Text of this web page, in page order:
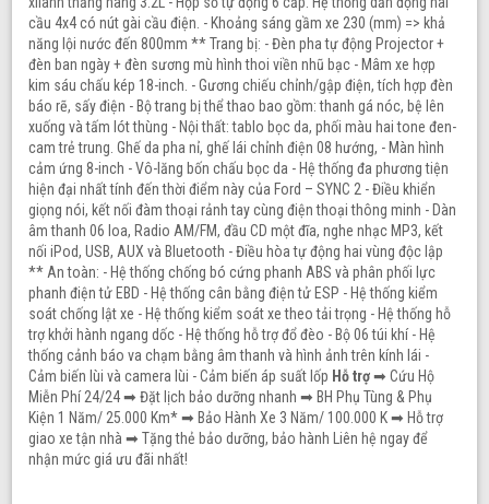
cầu 4x4 có nút gài cầu điện. - Khoảng sáng gầm xe 230 (mm) => khả
năng lội nước đến 800mm ** Trang bị: - Đèn pha tự động Projector +
đèn ban ngày + đèn sương mù hình thoi viền nhũ bạc - Mâm xe hợp
kim sáu chấu kép 18-inch. - Gương chiếu chỉnh/gập điện, tích hợp đèn
báo rẽ, sấy điện - Bộ trang bị thể thao bao gồm: thanh gá nóc, bệ lên
xuống và tấm lót thùng - Nội thất: tablo bọc da, phối màu hai tone đen-
cam trẻ trung. Ghế da pha nỉ, ghế lái chỉnh điện 08 hướng, - Màn hình
cảm ứng 8-inch - Vô-lăng bốn chấu bọc da - Hệ thống đa phương tiện
hiện đại nhất tính đến thời điểm này của Ford – SYNC 2 - Điều khiển
giọng nói, kết nối đàm thoại rảnh tay cùng điện thoại thông minh - Dàn
âm thanh 06 loa, Radio AM/FM, đầu CD một đĩa, nghe nhạc MP3, kết
nối iPod, USB, AUX và Bluetooth - Điều hòa tự động hai vùng độc lập
** An toàn: - Hệ thống chống bó cứng phanh ABS và phân phối lực
phanh điện tử EBD - Hệ thống cân bằng điện tử ESP - Hệ thống kiểm
soát chống lật xe - Hệ thống kiểm soát xe theo tải trọng - Hệ thống hỗ
trợ khởi hành ngang dốc - Hệ thống hỗ trợ đổ đèo - Bộ 06 túi khí - Hệ
thống cảnh báo va chạm bằng âm thanh và hình ảnh trên kính lái -
Cảm biến lùi và camera lùi - Cảm biến áp suất lốp Hỗ trợ➡ Cứu Hộ
Miễn Phí 24/24 ➡ Đặt lịch bảo dưỡng nhanh ➡ BH Phụ Tùng & Phụ
Kiện 1 Năm/ 25.000 Km* ➡ Bảo Hành Xe 3 Năm/ 100.000 K ➡ Hỗ trợ
giao xe tận nhà ➡ Tặng thẻ bảo dưỡng, bảo hành Liên hệ ngay để
nhận mức giá ưu đãi nhất!